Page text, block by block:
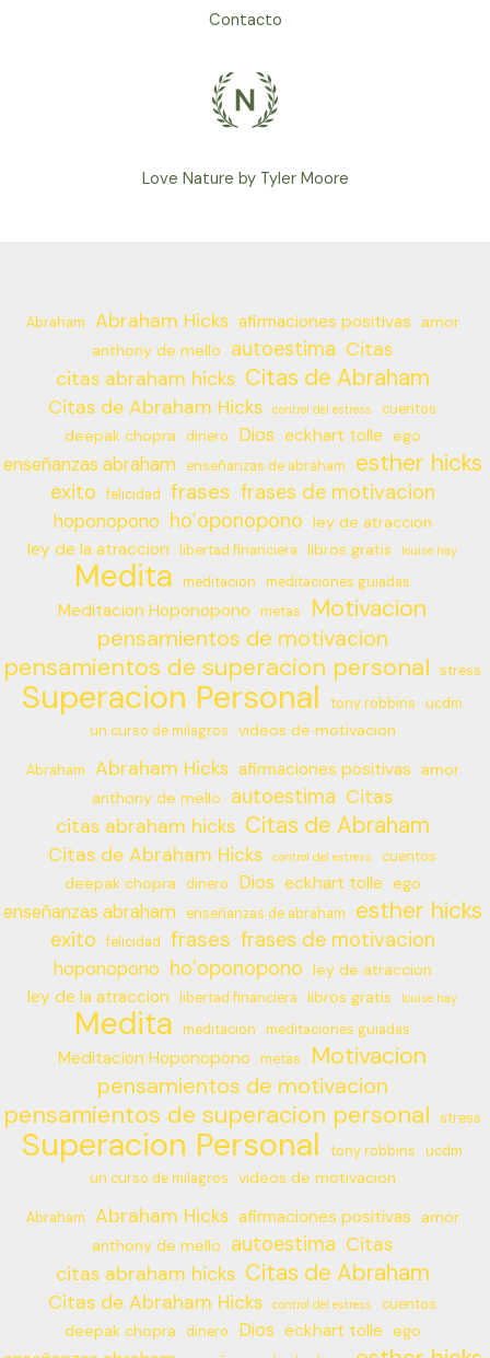
Contacto
Love Nature by Tyler Moore
Abraham Abraham Hicks afirmaciones positivas
amor
anthony de mello
autoestima Citas
citas abraham hicks Citas de Abraham
Citas de Abraham Hicks control del estress cuentos
deepak chopra dinero Dios eckhart tolle ego
enseñanzas abraham enseñanzas de abraham esther hicks
exito felicidad frases frases de motivacion
hoponopono ho’oponopono ley de atraccion
ley de la atraccion libertad financiera libros gratis louise hay
Medita meditacion meditaciones guiadas
Meditacion Hoponopono metas Motivacion
pensamientos de motivacion
pensamientos de superacion personal stress
Superacion Personal tony robbins
ucdm
un curso de milagros
videos de motivacion
Abraham Abraham Hicks afirmaciones positivas
amor
anthony de mello
autoestima Citas
citas abraham hicks Citas de Abraham
Citas de Abraham Hicks control del estress cuentos
deepak chopra dinero Dios eckhart tolle ego
enseñanzas abraham enseñanzas de abraham esther hicks
exito felicidad frases frases de motivacion
hoponopono ho’oponopono ley de atraccion
ley de la atraccion libertad financiera libros gratis louise hay
Medita meditacion meditaciones guiadas
Meditacion Hoponopono metas Motivacion
pensamientos de motivacion
pensamientos de superacion personal stress
Superacion Personal tony robbins
ucdm
un curso de milagros
videos de motivacion
Abraham Abraham Hicks afirmaciones positivas
amor
anthony de mello
autoestima Citas
citas abraham hicks Citas de Abraham
Citas de Abraham Hicks control del estress cuentos
deepak chopra dinero Dios eckhart tolle ego